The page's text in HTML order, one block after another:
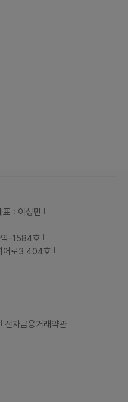
표 : 이성민
-1584호
어로3 404호
전자금융거래약관